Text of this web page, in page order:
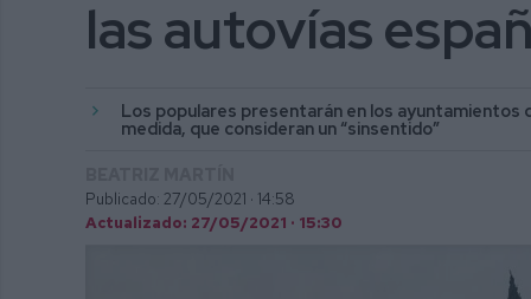
las autovías
Los populares presentarán en los ayuntamientos
medida, que consideran un “sinsentido”
Publicado: 27/05/2021 · 14:58
Actualizado: 27/05/2021 · 15:30